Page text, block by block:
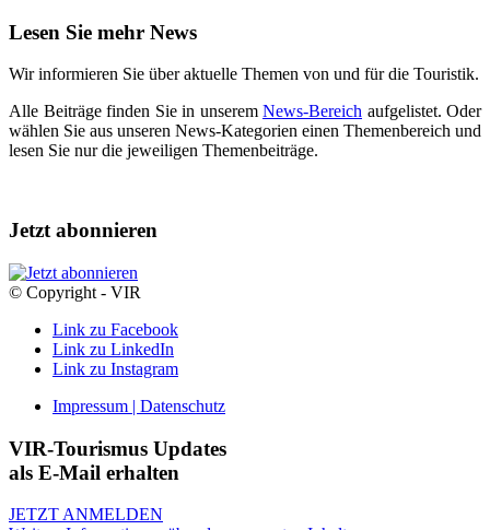
Lesen Sie mehr News
Wir informieren Sie über aktuelle Themen von und für die Touristik.
Alle Beiträge finden Sie in unserem News-Bereich aufgelistet. Oder
wählen Sie aus unseren News-Kategorien einen Themenbereich und
lesen Sie nur die jeweiligen Themenbeiträge.
Jetzt abonnieren
© Copyright - VIR
Link zu Facebook
Link zu LinkedIn
Link zu Instagram
Impressum | Datenschutz
VIR-Tourismus Updates
als E-Mail erhalten
JETZT ANMELDEN